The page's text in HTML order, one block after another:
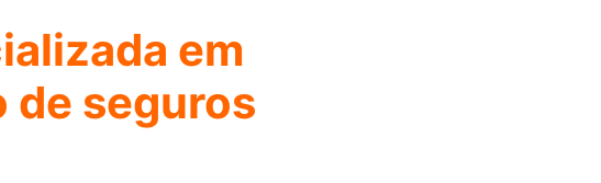
em
de seguros